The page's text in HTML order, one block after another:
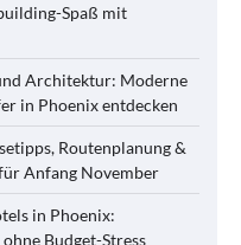
Spaß mit
Architektur: Moderne
in Phoenix entdecken
Routenplanung &
Anfang November
in Phoenix:
Budget-Stress